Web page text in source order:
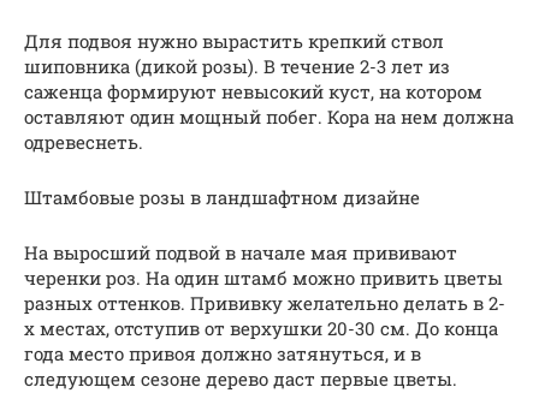
Для подвоя нужно вырастить крепкий ствол
шиповника (дикой розы). В течение 2-3 лет из
саженца формируют невысокий куст, на котором
оставляют один мощный побег. Кора на нем должна
одревеснеть.
Штамбовые розы в ландшафтном дизайне
На выросший подвой в начале мая прививают
черенки роз. На один штамб можно привить цветы
разных оттенков. Прививку желательно делать в 2-
х местах, отступив от верхушки 20-30 см. До конца
года место привоя должно затянуться, и в
следующем сезоне дерево даст первые цветы.